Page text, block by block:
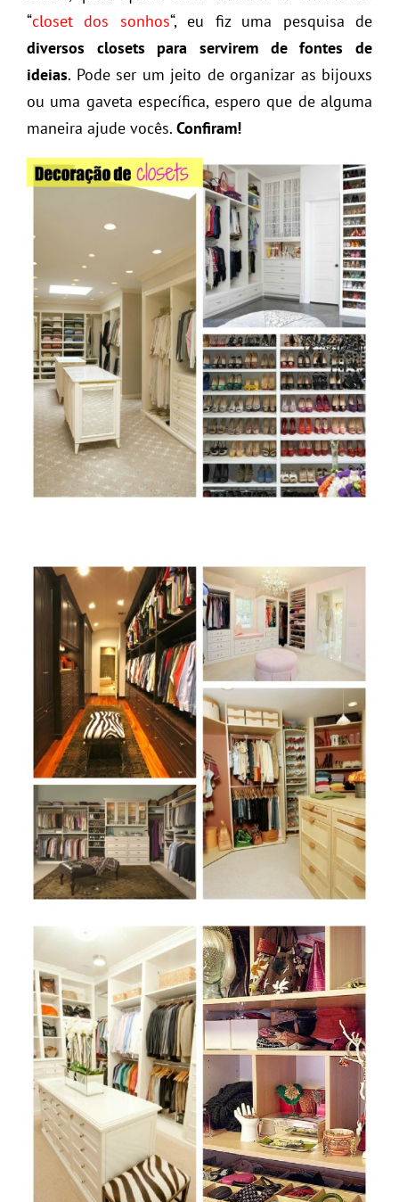
“closet dos sonhos“, eu fiz uma pesquisa de
diversos closets para servirem de fontes de
ideias. Pode ser um jeito de organizar as bijouxs
ou uma gaveta específica, espero que de alguma
maneira ajude vocês. Confiram!